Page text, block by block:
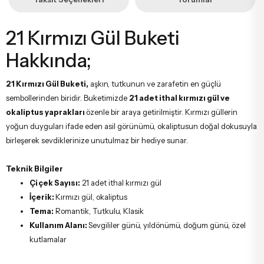
21 Kırmızı Gül Buketi
Hakkında;
21 Kırmızı Gül Buketi, aşkın, tutkunun ve zarafetin en güçlü
sembollerinden biridir. Buketimizde 21 adet ithal kırmızı gül ve
okaliptus yaprakları özenle bir araya getirilmiştir. Kırmızı güllerin
yoğun duyguları ifade eden asil görünümü, okaliptusun doğal dokusuyla
birleşerek sevdiklerinize unutulmaz bir hediye sunar.
Teknik Bilgiler
Çiçek Sayısı: 21 adet ithal kırmızı gül
İçerik:Kırmızı gül, okaliptus
Tema: Romantik, Tutkulu, Klasik
Kullanım Alanı:Sevgililer günü, yıldönümü, doğum günü, özel
kutlamalar